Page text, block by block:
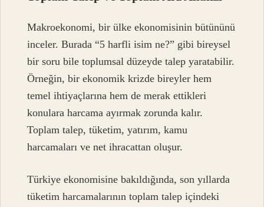
Makroekonomi, bir ülke ekonomisinin bütününü
inceler. Burada “5 harfli isim ne?” gibi bireysel
bir soru bile toplumsal düzeyde talep yaratabilir.
Örneğin, bir ekonomik krizde bireyler hem
temel ihtiyaçlarına hem de merak ettikleri
konulara harcama ayırmak zorunda kalır.
Toplam talep, tüketim, yatırım, kamu
harcamaları ve net ihracattan oluşur.
Türkiye ekonomisine bakıldığında, son yıllarda
tüketim harcamalarının toplam talep içindeki